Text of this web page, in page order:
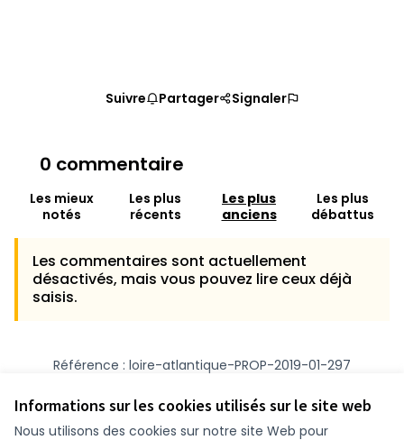
Informations sur les cookies utilisés sur le site web
Nous utilisons des cookies sur notre site Web pour
Suivre Partager Signaler
0 commentaire
Les mieux
notés
Les plus
récents
Les plus
anciens
Les plus
débattus
Les commentaires sont actuellement
désactivés, mais vous pouvez lire ceux déjà
saisis.
Référence : loire-atlantique-PROP-2019-01-297
Vérifiez l'empreinte numérique